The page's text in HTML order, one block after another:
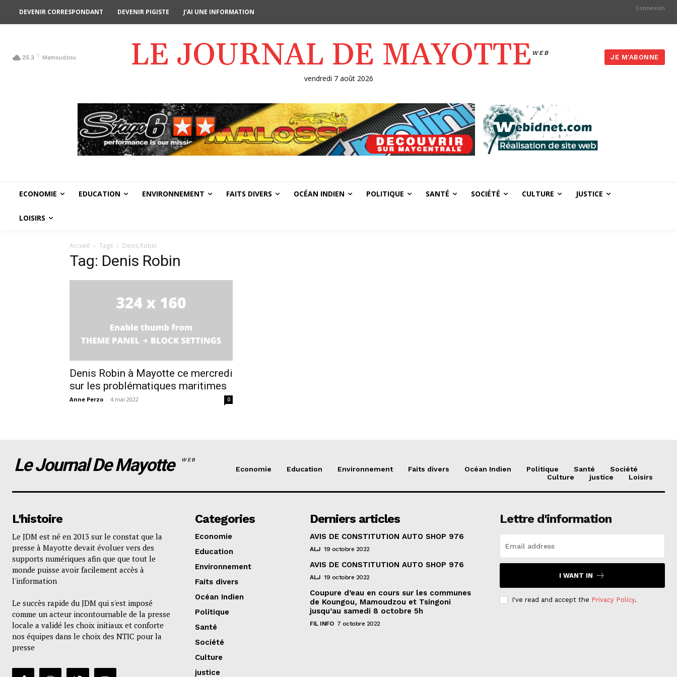
DEVENIR CORRESPONDANT DEVENIR PIGISTE J’AI UNE INFORMATION Connexion
25.3 C Mamoudzou LE JOURNAL DE MAYOTTE WEB
JE M'ABONNE
vendredi 7 août 2026
ECONOMIE EDUCATION ENVIRONNEMENT FAITS DIVERS OCÉAN INDIEN POLITIQUE SANTÉ SOCIÉTÉ CULTURE JUSTICE
LOISIRS
Accueil Tags Denis Robin
Tag: Denis Robin
Denis Robin à Mayotte ce mercredi
sur les problématiques maritimes
Anne Perzo - 4 mai 2022 0
Le Journal De Mayotte WEB
Economie Education Environnement Faits divers Océan Indien Politique Santé
Société
Culture
justice Loisirs
L'histoire
Le JDM est né en 2013 sur le constat que la
presse à Mayotte devait évoluer vers des
supports numériques afin que que tout le
monde puisse avoir facilement accès à
l'information
Le succès rapide du JDM qui s'est imposé
comme un acteur incontournable de la presse
locale a validé les choix initiaux et conforte
nos équipes dans le choix des NTIC pour la
presse
Categories
Economie
Education
Environnement
Faits divers
Océan Indien
Politique
Santé
Société
Culture
justice
Derniers articles
AVIS DE CONSTITUTION AUTO SHOP 976
ALJ 19 octobre 2022
AVIS DE CONSTITUTION AUTO SHOP 976
ALJ 19 octobre 2022
Coupure d’eau en cours sur les communes
de Koungou, Mamoudzou et Tsingoni
jusqu’au samedi 8 octobre 5h
FIL INFO 7 octobre 2022
Lettre d'information
I WANT IN
I've read and accept the Privacy Policy.